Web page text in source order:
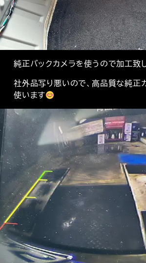
純正バックカメラを使うので加工致
社外品写り悪いので、高品質な純正
使います